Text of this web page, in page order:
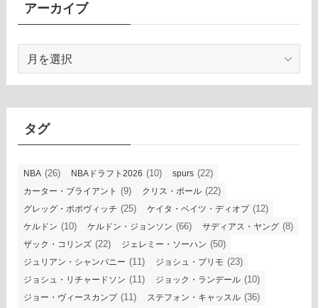
アーカイブ
カ
イ
タグ
NBA (26) NBAドラフト2026 (10) spurs (22)
カーター・ブライアント (9) クリス・ポール (22)
グレッグ・ポポヴィッチ (25) ケイタ・ベイツ・ディオプ(12)
ケルドン (10) ケルドン・ジョンソン (66) サディアス・ヤング (8)
ザック・コリンズ (22) ジェレミー・ソーハン (50)
ジュリアン・シャンパニー (11) ジョシュ・プリモ (23)
ジョシュ・リチャードソン (11) ジョック・ランデール (10)
ジョー・ヴィースカンプ(11) ステフォン・キャッスル (36)